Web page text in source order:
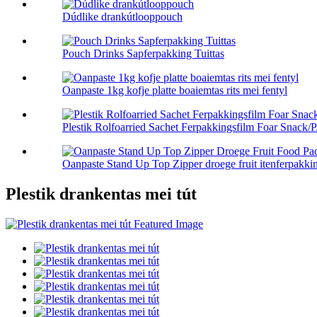
Dúdlike drankútlooppouch
Pouch Drinks Sapferpakking Tuittas
Oanpaste 1kg kofje platte boaiemtas rits mei fentyl
Plestik Rolfoarried Sachet Ferpakkingsfilm Foar Snack/
Oanpaste Stand Up Top Zipper droege fruit
Plestik drankentas mei tút